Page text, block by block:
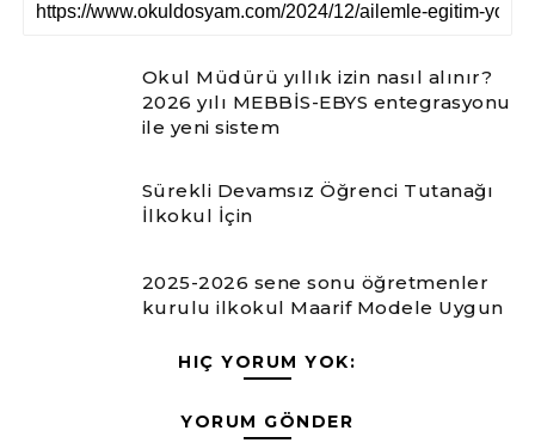
Okul Müdürü yıllık izin nasıl alınır?
2026 yılı MEBBİS-EBYS entegrasyonu
ile yeni sistem
Sürekli Devamsız Öğrenci Tutanağı
İlkokul İçin
2025-2026 sene sonu öğretmenler
kurulu ilkokul Maarif Modele Uygun
HIÇ YORUM YOK:
YORUM GÖNDER